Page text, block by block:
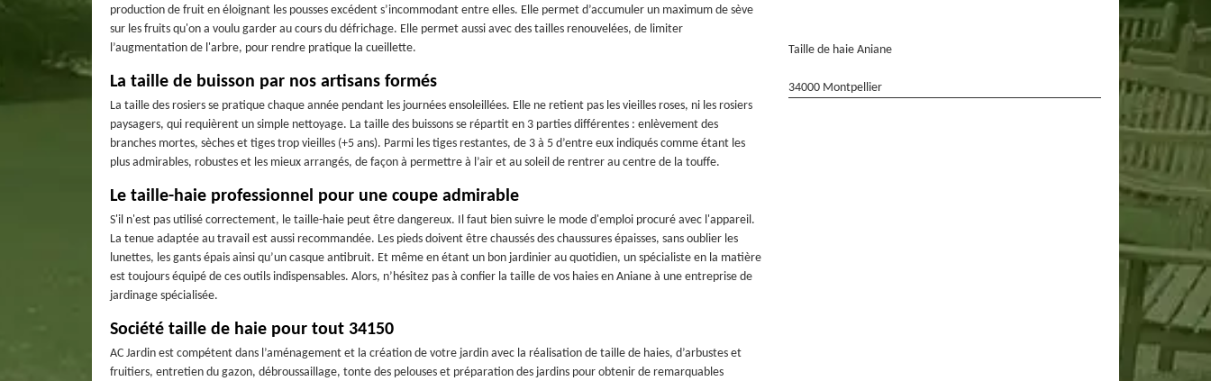
production de fruit en éloignant les pousses excédent s’incommodant entre elles. Elle permet d’accumuler un maximum de sève
sur les fruits qu'on a voulu garder au cours du défrichage. Elle permet aussi avec des tailles renouvelées, de limiter
l’augmentation de l'arbre, pour rendre pratique la cueillette.
La taille de buisson par nos artisans formés
La taille des rosiers se pratique chaque année pendant les journées ensoleillées. Elle ne retient pas les vieilles roses, ni les rosiers
paysagers, qui requièrent un simple nettoyage. La taille des buissons se répartit en 3 parties différentes : enlèvement des
branches mortes, sèches et tiges trop vieilles (+5 ans). Parmi les tiges restantes, de 3 à 5 d’entre eux indiqués comme étant les
plus admirables, robustes et les mieux arrangés, de façon à permettre à l’air et au soleil de rentrer au centre de la touffe.
Le taille-haie professionnel pour une coupe admirable
S'il n'est pas utilisé correctement, le taille-haie peut être dangereux. Il faut bien suivre le mode d'emploi procuré avec l'appareil.
La tenue adaptée au travail est aussi recommandée. Les pieds doivent être chaussés des chaussures épaisses, sans oublier les
lunettes, les gants épais ainsi qu’un casque antibruit. Et même en étant un bon jardinier au quotidien, un spécialiste en la matière
est toujours équipé de ces outils indispensables. Alors, n’hésitez pas à confier la taille de vos haies en Aniane à une entreprise de
jardinage spécialisée.
Société taille de haie pour tout 34150
AC Jardin est compétent dans l’aménagement et la création de votre jardin avec la réalisation de taille de haies, d’arbustes et
fruitiers, entretien du gazon, débroussaillage, tonte des pelouses et préparation des jardins pour obtenir de remarquables
Taille de haie Aniane
34000 Montpellier